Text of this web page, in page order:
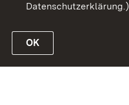
Datenschutzerklärung.)
OK